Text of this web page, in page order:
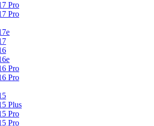
Pro
Pro
Pro
Pro
Plus
Pro
Pro